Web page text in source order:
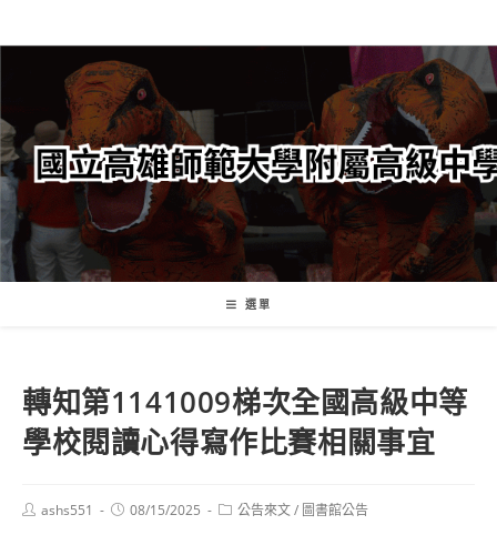
轉
要
內
容
選單
轉知第1141009梯次全國高級中等
學校閱讀心得寫作比賽相關事宜
Postashs551
Post08/15/2025
Post公告來文/ 圖書館公告